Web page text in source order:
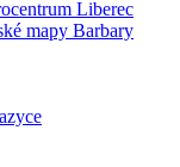
Liberec
mapy Barbary